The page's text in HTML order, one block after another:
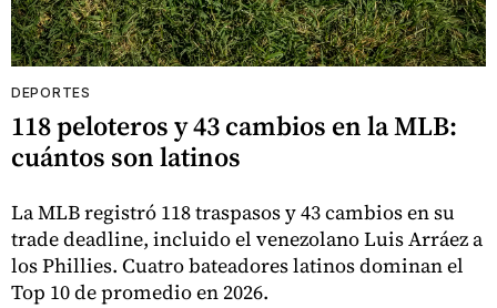
DEPORTES
118 peloteros y 43 cambios en la MLB:
cuántos son latinos
La MLB registró 118 traspasos y 43 cambios en su
trade deadline, incluido el venezolano Luis Arráez a
los Phillies. Cuatro bateadores latinos dominan el
Top 10 de promedio en 2026.